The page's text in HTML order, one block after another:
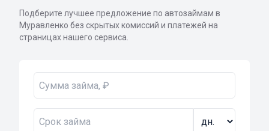
Подберите лучшее предложение по автозаймам в
Муравленко без скрытых комиссий и платежей на
страницах нашего сервиса.